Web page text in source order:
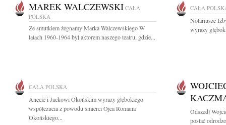
MAREK WALCZEWSKI CAŁA
POLSKA
Ze smutkiem żegnamy Marka Walczewskiego W
latach 1960-1964 był aktorem naszego teatru, gdzie...
CAŁA
Notariusze
wyrazy
CAŁA POLSKA
Anecie i Jackowi Okońskim wyrazy głębokiego
współczucia z powodu śmierci Ojca Romana
Okońskiego...
Odszedł
postać